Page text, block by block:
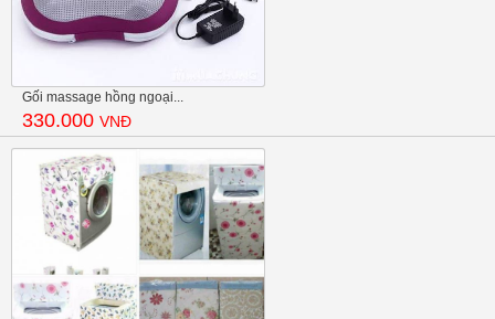
Gối massage hồng ngoại...
330.000 VNĐ